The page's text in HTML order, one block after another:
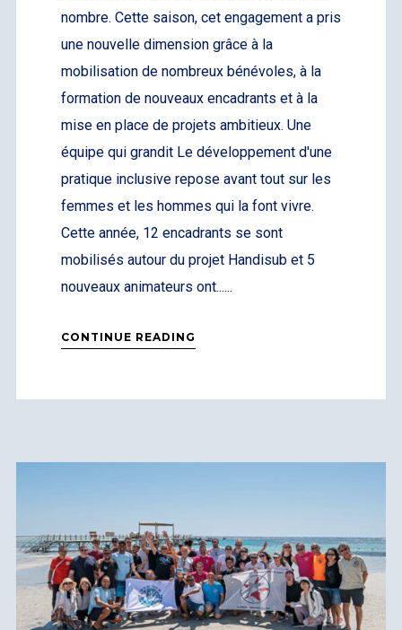
nombre. Cette saison, cet engagement a pris
une nouvelle dimension grâce à la
mobilisation de nombreux bénévoles, à la
formation de nouveaux encadrants et à la
mise en place de projets ambitieux. Une
équipe qui grandit Le développement d'une
pratique inclusive repose avant tout sur les
femmes et les hommes qui la font vivre.
Cette année, 12 encadrants se sont
mobilisés autour du projet Handisub et 5
nouveaux animateurs ont......
CONTINUE READING